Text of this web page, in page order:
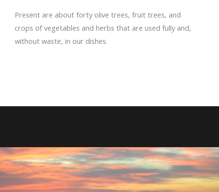
Present are about forty olive trees, fruit trees, and
crops of vegetables and herbs that are used fully and,
without waste, in our dishes.